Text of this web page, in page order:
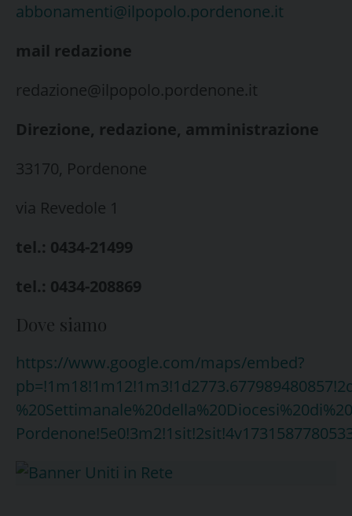
abbonamenti@ilpopolo.pordenone.it
mail redazione
redazione@ilpopolo.pordenone.it
Direzione, redazione, amministrazione
33170, Pordenone
via Revedole 1
tel.: 0434-21499
tel.: 0434-208869
Dove siamo
https://www.google.com/maps/embed?